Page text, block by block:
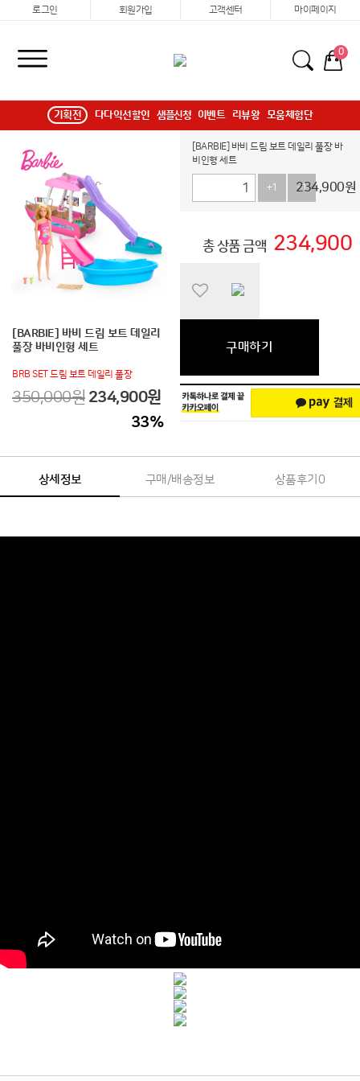
로그인 회원가입 고객센터 마이페이지
0
기획전 다다익선할인 샘플신청 이벤트 리뷰왕 모움체험단
[BARBIE] 바비 드림 보트 데일리
풀장 바비인형 세트
BRB SET 드림 보트 데일리 풀장
350,000원 234,900원
33%
[BARBIE] 바비 드림 보트 데일리 풀장 바
비인형 세트
+1 -1
234,900원
총 상품 금액 234,900
구매하기
상세정보 구매/배송정보 상품후기 0